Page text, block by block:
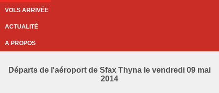
VOLS ARRIVÉE
ACTUALITÉ
A PROPOS
Départs de l'aéroport de Sfax Thyna le vendredi 09 mai
2014